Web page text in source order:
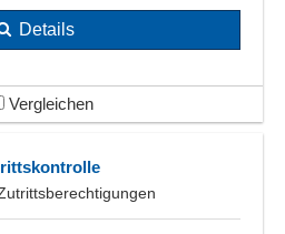
Details
Vergleichen